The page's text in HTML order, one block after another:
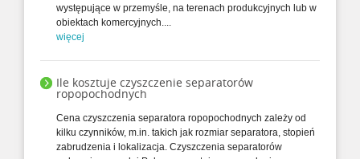
występujące w przemyśle, na terenach produkcyjnych lub w
obiektach komercyjnych....
więcej
Ile kosztuje czyszczenie separatorów
ropopochodnych
Cena czyszczenia separatora ropopochodnych zależy od
kilku czynników, m.in. takich jak rozmiar separatora, stopień
zabrudzenia i lokalizacja. Czyszczenia separatorów